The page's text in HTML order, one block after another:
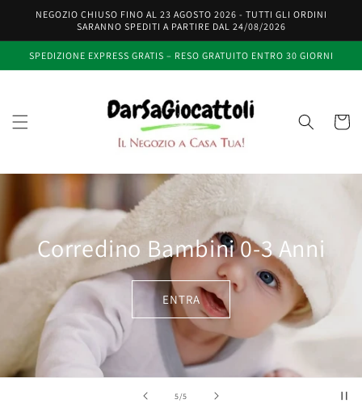
direttamente
ai contenuti
NEGOZIO CHIUSO FINO AL 23 AGOSTO 2026 - TUTTI GLI ORDINI
SARANNO SPEDITI A PARTIRE DAL 24/08/2026
SPEDIZIONE EXPRESS GRATIS – RESO GRATUITO ENTRO 30 GIORNI
Carrello
5/su
5
Corredino Bambini 0-3 Anni
ENTRA